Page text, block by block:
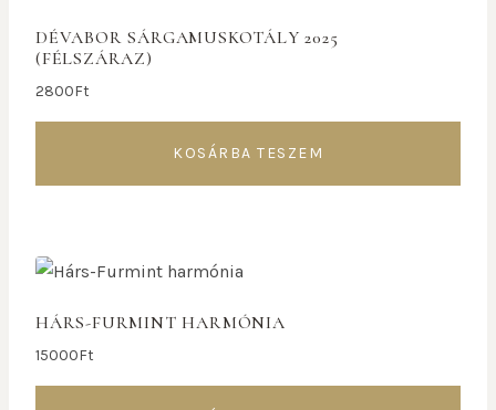
DÉVABOR SÁRGAMUSKOTÁLY 2025
(FÉLSZÁRAZ)
2800Ft
KOSÁRBA TESZEM
HÁRS-FURMINT HARMÓNIA
15000Ft